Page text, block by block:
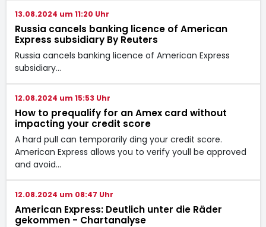
13.08.2024 um 11:20 Uhr
Russia cancels banking licence of American
Express subsidiary By Reuters
Russia cancels banking licence of American Express
subsidiary…
12.08.2024 um 15:53 Uhr
How to prequalify for an Amex card without
impacting your credit score
A hard pull can temporarily ding your credit score.
American Express allows you to verify youll be approved
and avoid…
12.08.2024 um 08:47 Uhr
American Express: Deutlich unter die Räder
gekommen - Chartanalyse